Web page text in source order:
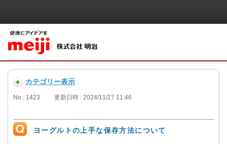
カテゴリー表示
No : 1423 更新日時 : 2024/11/27 11:46
ヨーグルトの上手な保存方法について